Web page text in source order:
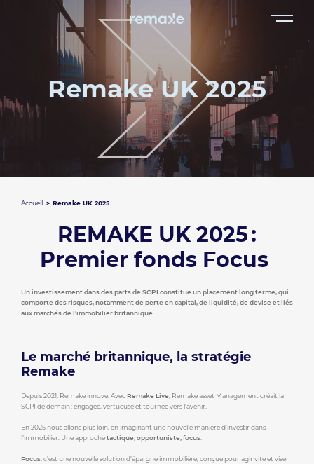
Remake UK 2025
Accueil Remake UK 2025
REMAKE UK 2025 :
Premier fonds Focus
Un investissement dans des parts de SCPI constitue un placement long terme, qui
comporte des risques, notamment de perte en capital, de liquidité, de devise et liés
aux marchés de l’immobilier britannique.
Le marché britannique, la stratégie
Remake
Depuis 2021, Remake innove. Avec Remake Live , Remake asset Management créait la
SCPI de demain : engagée, vertueuse et tournée vers l’avenir.
En 2025 nous allons plus loin, en imaginant une nouvelle manière d’investir dans
l’immobilier. Une approchetactique, opportuniste, focus
Focus , c’est une nouvelle solution d’épargne immobilière, conçue pour agir vite et viser